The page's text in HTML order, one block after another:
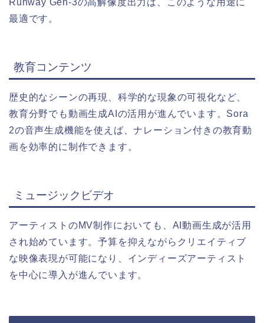
最適です。
教育コンテンツ
歴史的なシーンの再現、科学的な現象の可視化など、
教育分野でも動画生成AIの活用が進んでいます。Sora
2の音声生成機能を使えば、ナレーション付きの教育動
画を効率的に制作できます。
ミュージックビデオ
アーティストのMV制作においても、AI動画生成が活用
され始めています。予算を抑えながらクリエイティブ
な映像表現が可能になり、インディーズアーティスト
を中心に導入が進んでいます。